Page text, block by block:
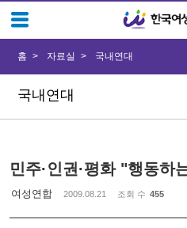
국내연대
홈 자료실 국내연대
민주·인권·평화 "행동하
여성연합 2009.08.21 조회 수 455